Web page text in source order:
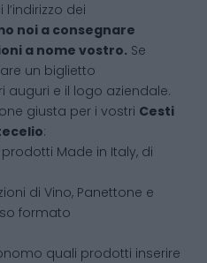
dei
noi a consegnare
a nome vostro. Se
un biglietto
auguri e il logo aziendale.
giusta per i vostri Cesti
:
Made in Italy, di
di Vino, Panettone e
formato
quali prodotti inserire